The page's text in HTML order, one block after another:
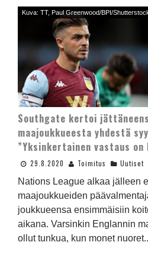
Kuva: TT, Paul Greenwood/BPI/
Southgate kertoi
maajoukkueesta yhdestä
”Yksinkertainen vastaus on
29.8.2020 Toimitus Uutiset
Nations League alkaa jälleen
maajoukkueiden
joukkueensa ensimmäisiin
aikana. Varsinkin Englannin
ollut tunkua, kun monet